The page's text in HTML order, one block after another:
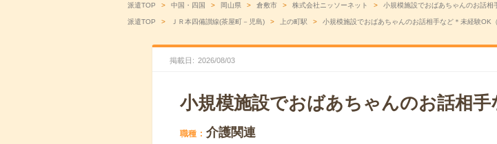
派遣TOP 中国・四国 岡山県 倉敷市 株式会社ニッソーネット 小規模施設でおばあちゃんのお話
派遣TOP ＪＲ本四備讃線(茶屋町－児島) 上の町駅 小規模施設でおばあちゃんのお話相手など＊未経験OK
掲載日 2026/08/03
小規模施設でおばあちゃんのお話相
職種 介護関連